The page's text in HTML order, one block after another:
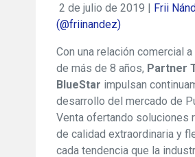
2 de julio de 2019 | Frii
(@friinandez)
Con una relación comercial
de más de 8 años, Partner
BlueStar impulsan
desarrollo del mercado de
Venta ofertando soluciones
de calidad extraordinaria y
cada tendencia que la